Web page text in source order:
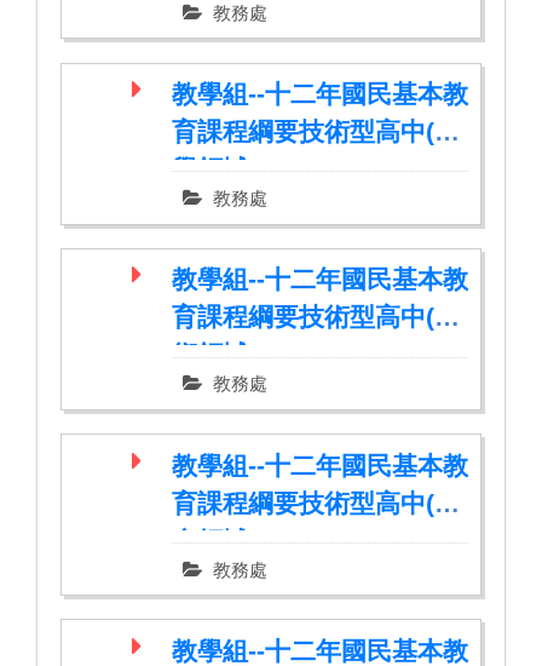
教務處
教學組--十二年國民基本教
育課程綱要技術型高中(數
學領域)
教務處
教學組--十二年國民基本教
育課程綱要技術型高中(藝
術領域)
教務處
教學組--十二年國民基本教
育課程綱要技術型高中(社
會領域)
教務處
教學組--十二年國民基本教